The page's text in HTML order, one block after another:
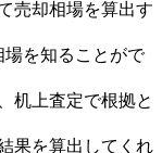
売却相場を算出す
場を知ることがで
机上査定で根拠と
果を算出してくれ